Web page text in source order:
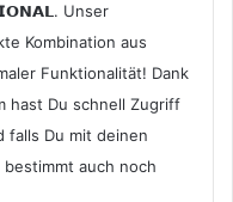
Unser
Kombination aus
Funktionalität! Dank
hast Du schnell Zugriff
falls Du mit deinen
auch noch